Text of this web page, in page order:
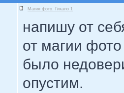
Магия фото. Гикало 1
напишу от
от магии
было
опустим.